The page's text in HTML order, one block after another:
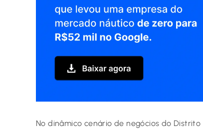
No dinâmico cenário de negócios do